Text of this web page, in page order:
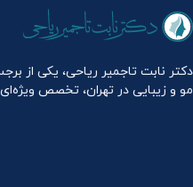
دکتر نابت تاجمیر ریاحی، یکی از
مو و زیبایی در تهران، تخصص